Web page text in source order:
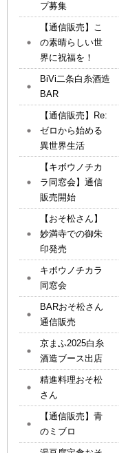
プ募集
【通信販売】こ
の素晴らしい世
界に祝福を！
BiVi二条白糸酒造
BAR
【通信販売】Re:
ゼロから始める
異世界生活
【キボウノチカ
ラ同窓会】通信
販売開始
【おそ松さん】
妙満寺での御朱
印発売
キボウノチカラ
同窓会
BARおそ松さん
通信販売
京まふ2025白糸
酒造ブース出店
精進料理おそ松
さん
【通信販売】青
のミブロ